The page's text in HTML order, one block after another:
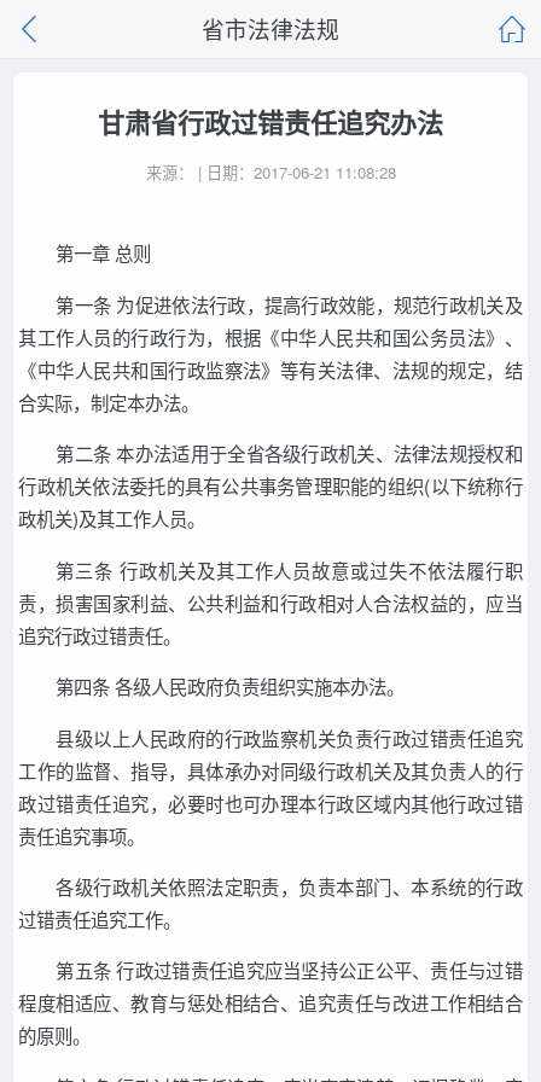
省市法律法规
甘肃省行政过错责任追究办法
来源： | 日期：2017-06-21 11:08:28
第一章 总则
第一条 为促进依法行政，提高行政效能，规范行政机关及
其工作人员的行政行为，根据《中华人民共和国公务员法》、
《中华人民共和国行政监察法》等有关法律、法规的规定，结
合实际，制定本办法。
第二条 本办法适用于全省各级行政机关、法律法规授权和
行政机关依法委托的具有公共事务管理职能的组织(以下统称行
政机关)及其工作人员。
第三条 行政机关及其工作人员故意或过失不依法履行职
责，损害国家利益、公共利益和行政相对人合法权益的，应当
追究行政过错责任。
第四条 各级人民政府负责组织实施本办法。
县级以上人民政府的行政监察机关负责行政过错责任追究
工作的监督、指导，具体承办对同级行政机关及其负责人的行
政过错责任追究，必要时也可办理本行政区域内其他行政过错
责任追究事项。
各级行政机关依照法定职责，负责本部门、本系统的行政
过错责任追究工作。
第五条 行政过错责任追究应当坚持公正公平、责任与过错
程度相适应、教育与惩处相结合、追究责任与改进工作相结合
的原则。